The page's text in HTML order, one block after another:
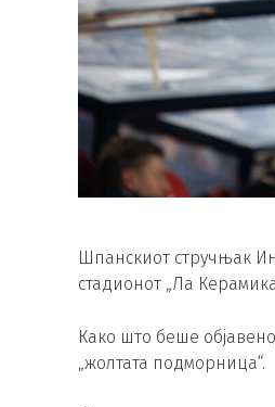
Шпанскиот стручњак
стадионот „Ла
Како што беше
„жолтата подморница“.